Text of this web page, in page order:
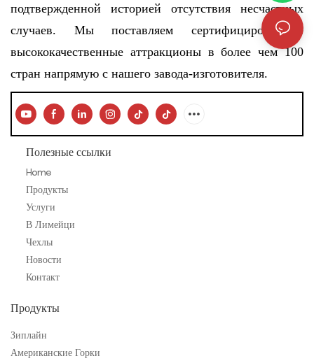
подтвержденной историей отсутствия несчастных
случаев. Мы поставляем сертифицированные
высококачественные аттракционы в более чем 100
стран напрямую с нашего завода-изготовителя.
Полезные ссылки
Home
Продукты
Услуги
В Лимейци
Чехлы
Новости
Контакт
Продукты
Зиплайн
Американские Горки